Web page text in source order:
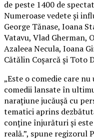
de peste 1400 de
Numeroase vedete și
George Tănase, Ioana
Vatavu, Vlad Gherman,
Azaleea Necula, Ioana
Cătălin Coșarcă și Toto
„Este o comedie care
comedii lansate în
narațiune jucăușă cu
tematici aprins
conține înjurături și
reală.”, spune regizorul